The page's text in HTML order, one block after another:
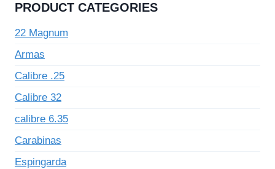
PRODUCT CATEGORIES
22 Magnum
Armas
Calibre .25
Calibre 32
calibre 6.35
Carabinas
Espingarda